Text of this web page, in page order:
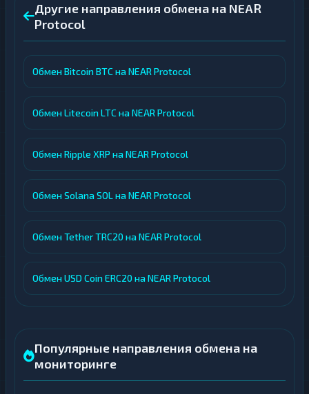
Другие направления обмена на NEAR
Protocol
Обмен Bitcoin BTC на NEAR Protocol
Обмен Litecoin LTC на NEAR Protocol
Обмен Ripple XRP на NEAR Protocol
Обмен Solana SOL на NEAR Protocol
Обмен Tether TRC20 на NEAR Protocol
Обмен USD Coin ERC20 на NEAR Protocol
Популярные направления обмена на
мониторинге